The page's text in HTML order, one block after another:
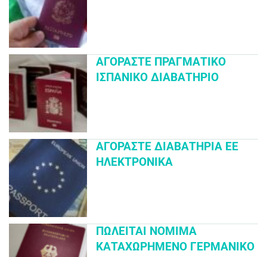
ΑΓΟΡΆΣΤΕ ΠΡΑΓΜΑΤΙΚΌ
ΙΣΠΑΝΙΚΌ ΔΙΑΒΑΤΉΡΙΟ
ΑΓΟΡΆΣΤΕ ΔΙΑΒΑΤΉΡΙΑ ΕΕ
ΗΛΕΚΤΡΟΝΙΚΆ
ΠΩΛΕΊΤΑΙ ΝΌΜΙΜΑ
ΚΑΤΑΧΩΡΗΜΈΝΟ ΓΕΡΜΑΝΙΚΌ